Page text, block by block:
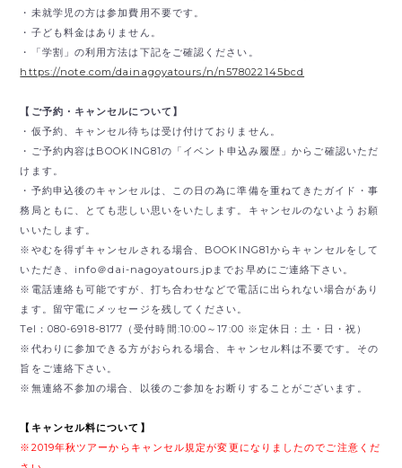
・未就学児の方は参加費用不要です。
・子ども料金はありません。
・「学割」の利用方法は下記をご確認ください。
https://note.com/dainagoyatours/n/n578022145bcd
【ご予約・キャンセルについて】
・仮予約、キャンセル待ちは受け付けておりません。
・ご予約内容はBOOKING81の「イベント申込み履歴」からご確認いただ
けます。
・予約申込後のキャンセルは、この日の為に準備を重ねてきたガイド・事
務局ともに、とても悲しい思いをいたします。キャンセルのないようお願
いいたします。
※やむを得ずキャンセルされる場合、BOOKING81からキャンセルをして
いただき、 info＠dai-nagoyatours.jpまでお早めにご連絡下さい。
※電話連絡も可能ですが、打ち合わせなどで電話に出られない場合があり
ます。留守電にメッセージを残してください。
Tel：080-6918-8177（受付時間:10:00～17:00 ※定休日：土・日・祝）
※代わりに参加できる方がおられる場合、キャンセル料は不要です。その
旨をご連絡下さい。
※無連絡不参加の場合、以後のご参加をお断りすることがございます。
【キャンセル料について】
※2019年秋ツアーからキャンセル規定が変更になりましたのでご注意くだ